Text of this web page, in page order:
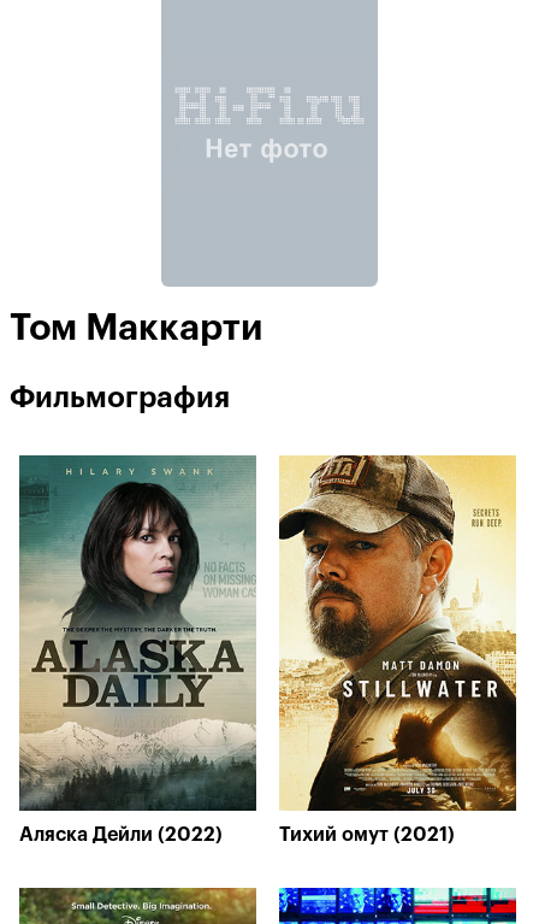
Том Маккарти
Фильмография
Аляска Дейли (2022) Тихий омут (2021)